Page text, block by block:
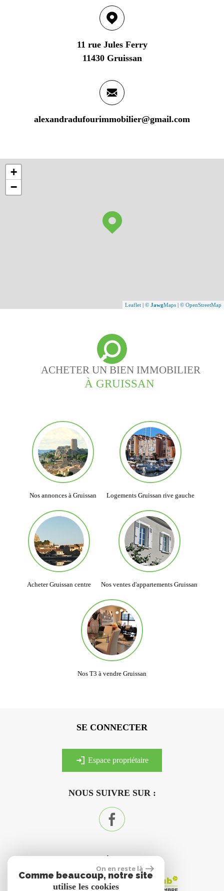
alexandradufourimmobilier@gmail.com
11 rue Jules Ferry
11430 Gruissan
+
−
Leaflet © JawgMaps © OpenStreetMap
ACHETER UN BIEN IMMOBILIER
À GRUISSAN
Nos annonces à Gruissan Logements Gruissan rive gauche
Acheter Gruissan centre Nos ventes d'appartements Gruissan
Nos T3 à vendre Gruissan
NOUS SUIVRE SUR :
SE CONNECTER
espace propriétaire
On en reste là
Comme beaucoup, notre site
utilise les cookies